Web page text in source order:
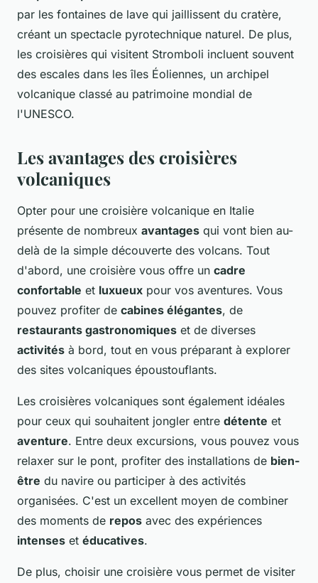
par les fontaines de lave qui jaillissent du cratère,
créant un spectacle pyrotechnique naturel. De plus,
les croisières qui visitent Stromboli incluent souvent
des escales dans les îles Éoliennes, un archipel
volcanique classé au patrimoine mondial de
l'UNESCO.
Les avantages des croisières
volcaniques
Opter pour une croisière volcanique en Italie
présente de nombreux avantages qui vont bien au-
delà de la simple découverte des volcans. Tout
d'abord, une croisière vous offre un cadre
confortable et luxueux pour vos aventures. Vous
pouvez profiter de cabines élégantes, de
restaurants gastronomiques et de diverses
activités à bord, tout en vous préparant à explorer
des sites volcaniques époustouflants.
Les croisières volcaniques sont également idéales
pour ceux qui souhaitent jongler entre détente et
aventure. Entre deux excursions, vous pouvez vous
relaxer sur le pont, profiter des installations de bien-
être du navire ou participer à des activités
organisées. C'est un excellent moyen de combiner
des moments de repos avec des expériences
intenses et éducatives.
De plus, choisir une croisière vous permet de visiter